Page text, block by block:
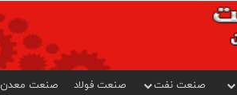
صنعت نفت صنعت فولاد صنعت معدن